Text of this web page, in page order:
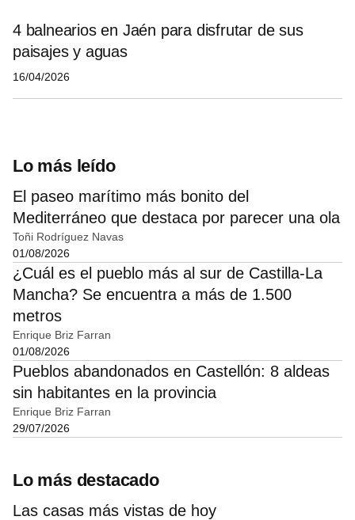
4 balnearios en Jaén para disfrutar de sus
paisajes y aguas
16/04/2026
Lo más leído
El paseo marítimo más bonito del
Mediterráneo que destaca por parecer una ola
Toñi Rodríguez Navas
01/08/2026
¿Cuál es el pueblo más al sur de Castilla-La
Mancha? Se encuentra a más de 1.500
metros
Enrique Briz Farran
01/08/2026
Pueblos abandonados en Castellón: 8 aldeas
sin habitantes en la provincia
Enrique Briz Farran
29/07/2026
Lo más destacado
Las casas más vistas de hoy